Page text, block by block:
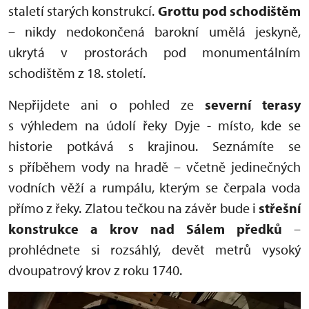
staletí starých konstrukcí. Grottu pod schodištěm
– nikdy nedokončená barokní umělá jeskyně,
ukrytá v prostorách pod monumentálním
schodištěm z 18. století.
Nepřijdete ani o pohled ze severní terasy
s výhledem na údolí řeky Dyje - místo, kde se
historie potkává s krajinou. Seznámíte se
s příběhem vody na hradě – včetně jedinečných
vodních věží a rumpálu, kterým se čerpala voda
přímo z řeky. Zlatou tečkou na závěr bude i střešní
konstrukce a krov nad Sálem předků –
prohlédnete si rozsáhlý, devět metrů vysoký
dvoupatrový krov z roku 1740.